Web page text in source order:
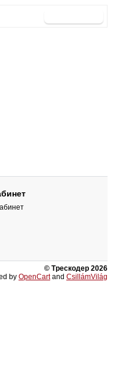
© Трескодер 2026
by OpenCartand CsillámVilág